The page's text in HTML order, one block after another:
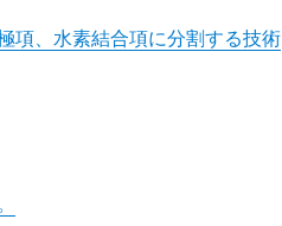
項、水素結合項に分割する技術